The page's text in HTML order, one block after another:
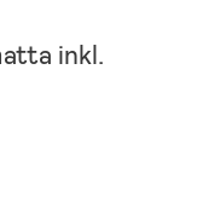
inkl.